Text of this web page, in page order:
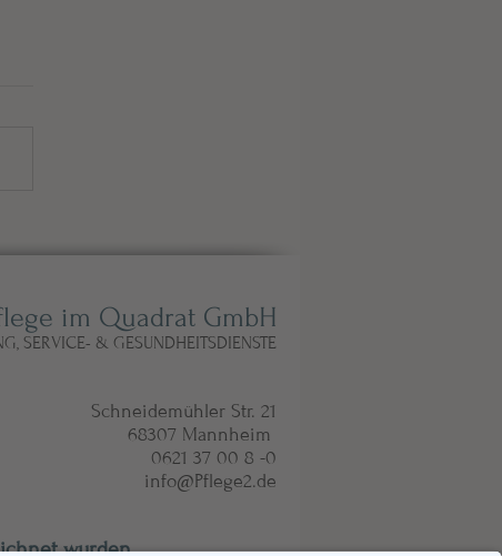
im Quadrat GmbH
SERVICE- & GESUNDHEITSDIENSTE
Schneidemühler Str. 21
68307 Mannheim
0621 37 00 8 -0
info@Pflege2.de
wurden